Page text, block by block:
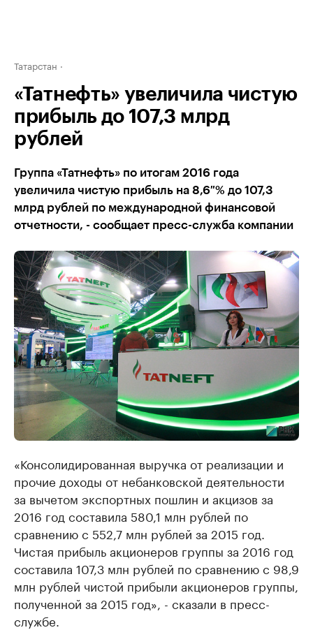
Татарстан
«Татнефть» увеличила чистую
прибыль до 107,3 млрд
рублей
Группа «Татнефть» по итогам 2016 года
увеличила чистую прибыль на 8,6 % до 107,3
млрд рублей по международной финансовой
отчетности, - сообщает пресс-служба компании
«Консолидированная выручка от реализации и
прочие доходы от небанковской деятельности
за вычетом экспортных пошлин и акцизов за
2016 год составила 580,1 млн рублей по
сравнению с 552,7 млн рублей за 2015 год.
Чистая прибыль акционеров группы за 2016 год
составила 107,3 млн рублей по сравнению с 98,9
млн рублей чистой прибыли акционеров группы,
полученной за 2015 год», - сказали в пресс-
службе.